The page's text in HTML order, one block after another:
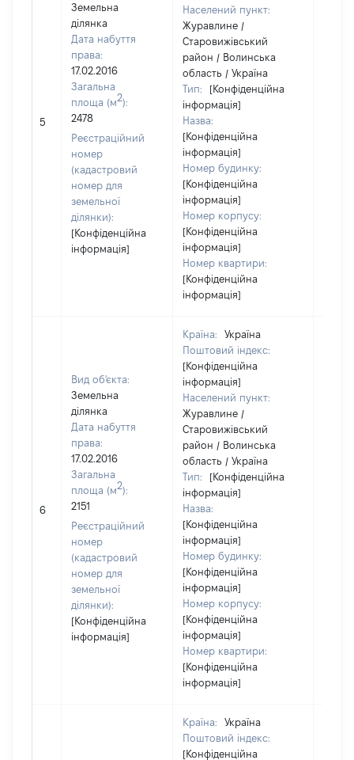
5
Земельна
ділянка
Дата набуття
права:
17.02.2016
Загальна
площа (м2):
2478
Реєстраційний
номер
(кадастровий
номер для
земельної
ділянки):
[Конфіденційна
інформація]
Населений пункт:
Журавлине /
Старовижівський
район / Волинська
область / Україна
Тип:
[Конфіденційна
інформація]
Назва:
[Конфіденційна
інформація]
Номер будинку:
[Конфіденційна
інформація]
Номер корпусу:
[Конфіденційна
інформація]
Номер квартири:
[Конфіденційна
інформація]
6
Вид об'єкта:
Земельна
ділянка
Дата набуття
права:
17.02.2016
Загальна
площа (м2):
2151
Реєстраційний
номер
(кадастровий
номер для
земельної
ділянки):
[Конфіденційна
інформація]
Країна:
Україна
Поштовий індекс:
[Конфіденційна
інформація]
Населений пункт:
Журавлине /
Старовижівський
район / Волинська
область / Україна
Тип:
[Конфіденційна
інформація]
Назва:
[Конфіденційна
інформація]
Номер будинку:
[Конфіденційна
інформація]
Номер корпусу:
[Конфіденційна
інформація]
Номер квартири:
[Конфіденційна
інформація]
Країна:
Україна
Поштовий індекс:
[Конфіденційна